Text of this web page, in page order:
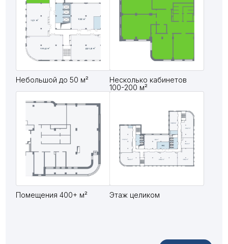
Небольшой до 50 м²
Несколько кабинетов
100-200 м²
Помещения 400+ м² Этаж целиком